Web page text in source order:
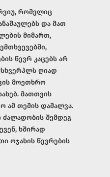
რომელიც
და მათ
მიმართ,
წევრ კაცებს არ
ღიად
მოეთხრო
მათთვის
ამ თემის დამალვა.
ძალადობის შემდეგ
ხშირად
ოჯახის წევრების